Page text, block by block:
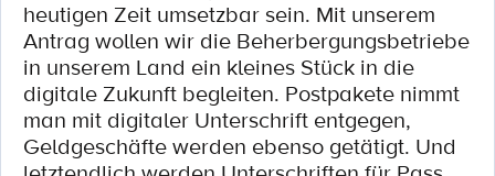
heutigen Zeit umsetzbar sein. Mit unserem
Antrag wollen wir die Beherbergungsbetriebe
in unserem Land ein kleines Stück in die
digitale Zukunft begleiten. Postpakete nimmt
man mit digitaler Unterschrift entgegen,
Geldgeschäfte werden ebenso getätigt. Und